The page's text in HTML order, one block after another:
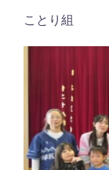
ことり組